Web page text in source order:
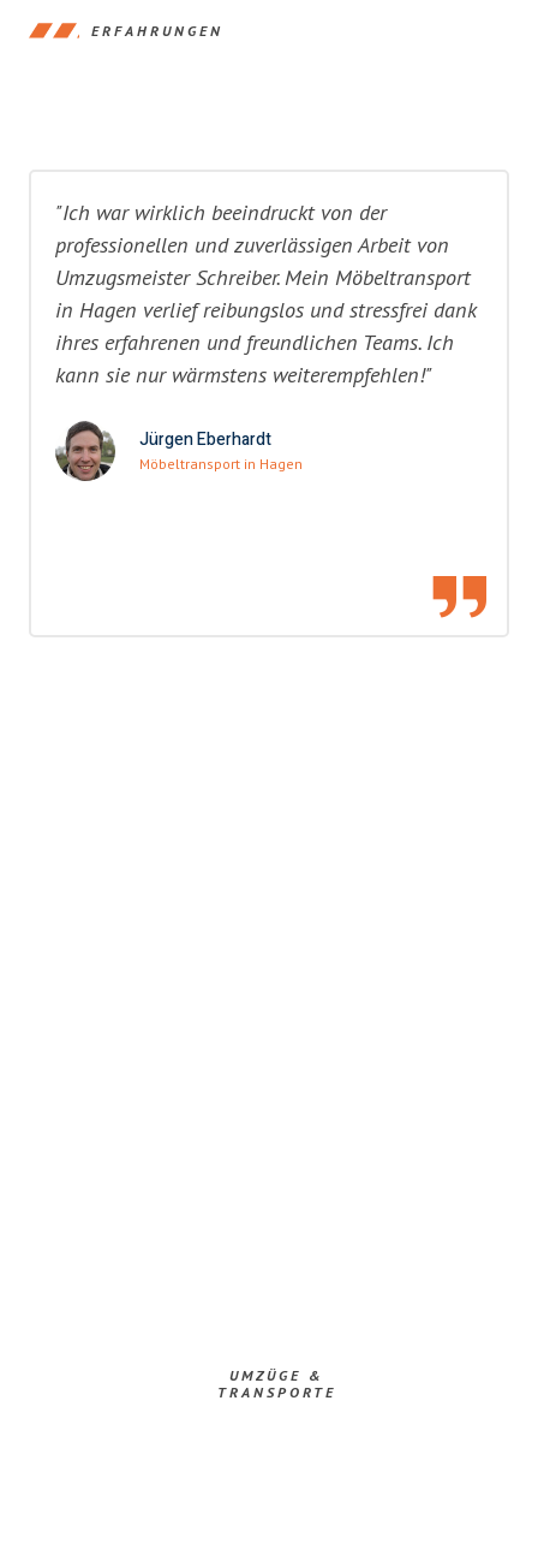
ERFAHRUNGEN
"Ich war wirklich beeindruckt von der
professionellen und zuverlässigen Arbeit von
Umzugsmeister Schreiber. Mein Möbeltransport
in Hagen verlief reibungslos und stressfrei dank
ihres erfahrenen und freundlichen Teams. Ich
kann sie nur wärmstens weiterempfehlen!"
Jürgen Eberhardt
Möbeltransport in Hagen
UMZÜGE &
TRANSPORTE